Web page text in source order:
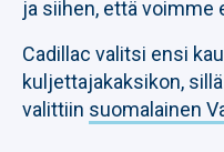
ja siihen, että voimme
Cadillac valitsi ensi
kuljettajakaksikon,
valittiin suomalainen